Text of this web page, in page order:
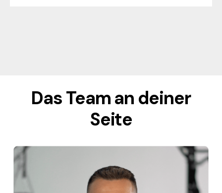
Das Team an deiner
Seite